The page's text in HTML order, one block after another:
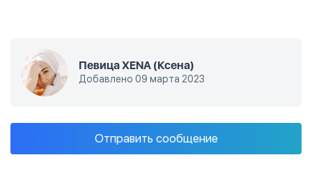
Певица XENA (Ксена)
Добавлено 09 марта 2023
Отправить сообщение